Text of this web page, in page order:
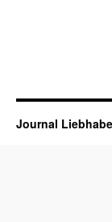
Journal